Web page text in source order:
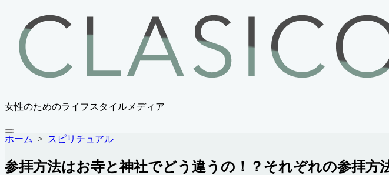
ッ
女性のためのライフスタイルメディア
メ
ニ
ー
ホーム > スピリチュアル
参拝方法はお寺と神社でどう違うの！？それぞれの参拝方